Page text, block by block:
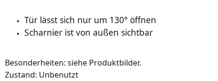
Tür lässt sich nur um 130° öffnen
Scharnier ist von außen sichtbar
Besonderheiten: siehe Produktbilder.
Zustand: Unbenutzt